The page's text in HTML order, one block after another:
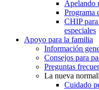
Apelando
Programa
CHIP para
especiales
Apoyo para la familia
Información
Consejos para
Preguntas
La nueva
Cuidado